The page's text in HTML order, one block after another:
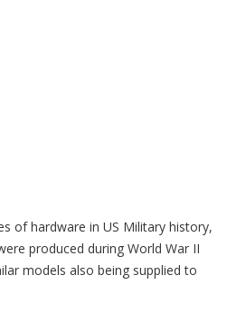
of hardware in US Military history,
produced during World War II
models also being supplied to